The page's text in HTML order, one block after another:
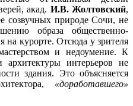
акад. И.В. Жолтовский,
созвучных природе Сочи, не
образа общественно-
на курорте. Отсюда у зрителя
и недоумение. К
архитектуры интерьеров не
здания. Это объясняется
«доработавшего»